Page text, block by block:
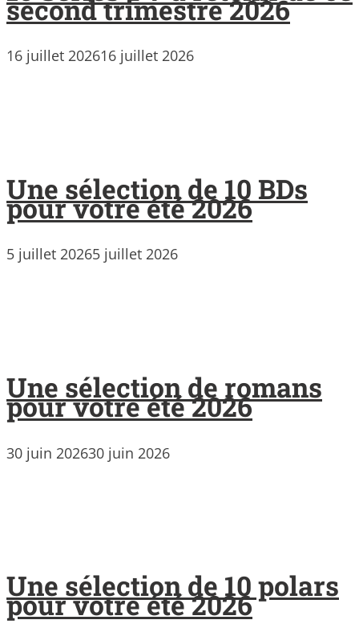
second trimestre 2026
16 juillet 202616 juillet 2026
Une sélection de 10 BDs
pour votre été 2026
5 juillet 20265 juillet 2026
Une sélection de romans
pour votre été 2026
30 juin 202630 juin 2026
Une sélection de 10 polars
pour votre été 2026